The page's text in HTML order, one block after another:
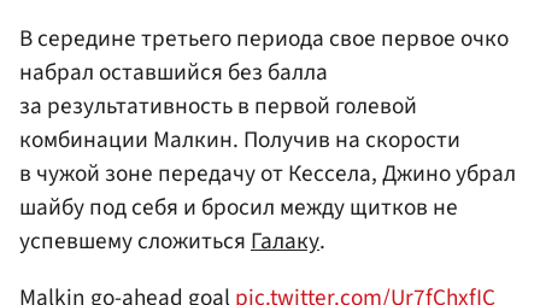
В середине третьего периода свое первое очко
набрал оставшийся без балла
за результативность в первой голевой
комбинации Малкин. Получив на скорости
в чужой зоне передачу от Кессела, Джино убрал
шайбу под себя и бросил между щитков не
успевшему сложитьсяГалаку.
Malkin go-ahead goal pic.twitter.com/Ur7fChxfIC